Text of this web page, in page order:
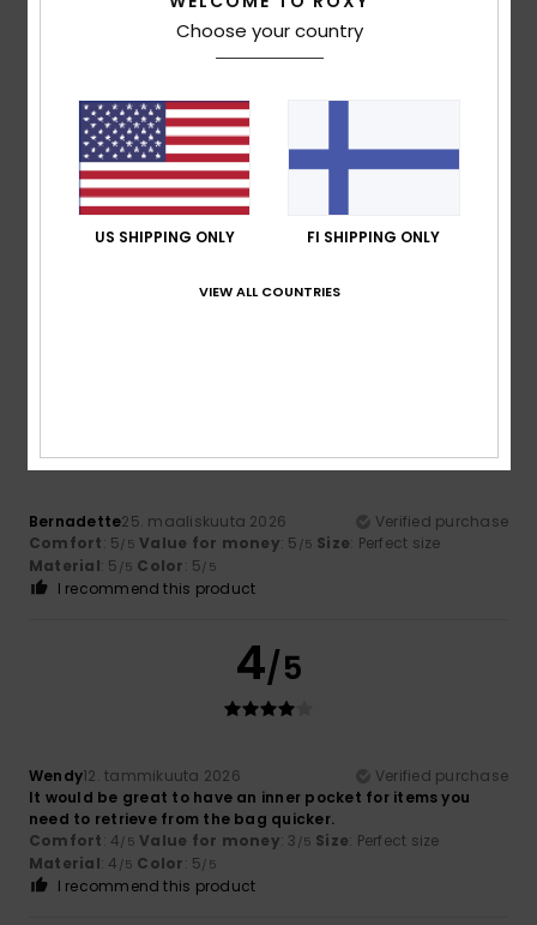
Value for money
Size
Too small Too large
Bernadette25. maaliskuuta 2026
Verified purchase
Comfort: 5/5 Value for money: 5 /5 Size: Perfect size
Material: 5 /5 Color: 5/5
I recommend this product
4/5
Wendy12. tammikuuta 2026
Verified purchase
It would be great to have an inner pocket for items you
need to retrieve from the bag quicker.
Comfort: 4/5 Value for money: 3 /5 Size: Perfect size
Material: 4 /5 Color: 5/5
I recommend this product
Choose your country
US SHIPPING ONLY FI SHIPPING ONLY
VIEW ALL COUNTRIES